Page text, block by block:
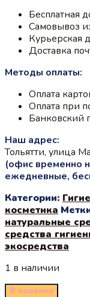
Бесплатная
Самовывоз
Курьерская
Доставка
Методы оплаты:
Оплата
Оплата при
Банковский
Наш адрес:
Тольятти, улица
(офис временно
ежедневные,
Категории:
косметика
натуральные
средства
экосредства
1 в наличии
В корзину